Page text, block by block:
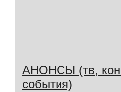
АНОНСЫ (тв,
события)